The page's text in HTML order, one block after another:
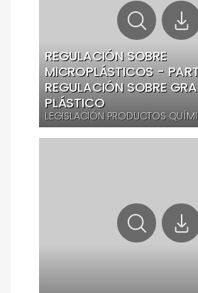
REGULACIÓN SOBRE
MICROPLÁSTICOS -
REGULACIÓN SOBRE
PLÁSTICO
LEGISLACIÓN PRODUCTOS